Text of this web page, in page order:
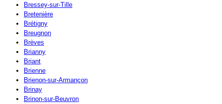
Bressey-sur-Tille
Bretenière
Brétigny
Breugnon
Brèves
Brianny
Briant
Brienne
Brienon-sur-Armançon
Brinay
Brinon-sur-Beuvron